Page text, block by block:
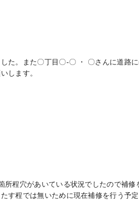
た。また〇丁目〇-〇 ・ 〇さんに道路
します。
程穴があいている状況でしたので補修
す程では無いために現在補修を行う予定